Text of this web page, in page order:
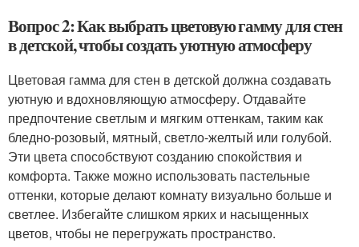
Вопрос 2: Как выбрать цветовую гамму для стен
в детской, чтобы создать уютную атмосферу
Цветовая гамма для стен в детской должна создавать
уютную и вдохновляющую атмосферу. Отдавайте
предпочтение светлым и мягким оттенкам, таким как
бледно-розовый, мятный, светло-желтый или голубой.
Эти цвета способствуют созданию спокойствия и
комфорта. Также можно использовать пастельные
оттенки, которые делают комнату визуально больше и
светлее. Избегайте слишком ярких и насыщенных
цветов, чтобы не перегружать пространство.